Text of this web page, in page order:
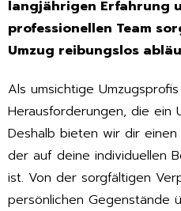
langjährigen Erfahrung
professionellen Team
Umzug reibungslos
Als umsichtige
Herausforderungen, die ein
Deshalb bieten wir dir einen
der auf deine individuellen
ist. Von der sorgfältigen
persönlichen Gegenstände